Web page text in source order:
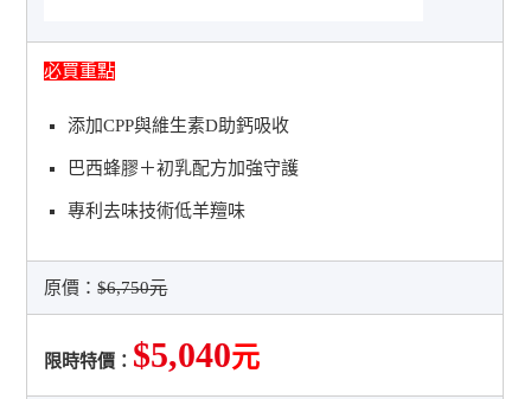
必買重點
添加CPP與維生素D助鈣吸收
巴西蜂膠＋初乳配方加強守護
專利去味技術低羊羶味
原價：$6,750元
限時特價： $5,040元